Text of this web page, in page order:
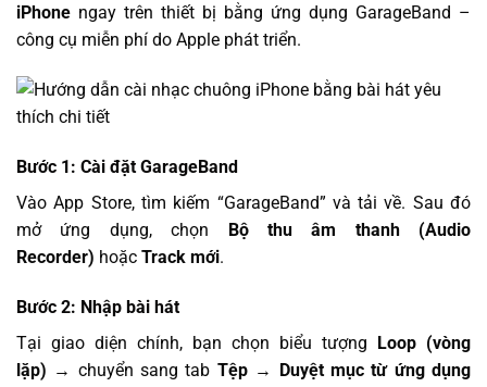
iPhone ngay trên thiết bị bằng ứng dụng GarageBand –
công cụ miễn phí do Apple phát triển.
Bước 1: Cài đặt GarageBand
Vào App Store, tìm kiếm “GarageBand” và tải về. Sau đó
mở ứng dụng, chọn Bộ thu âm thanh (Audio
Recorder) hoặc Track mới.
Bước 2: Nhập bài hát
Tại giao diện chính, bạn chọn biểu tượng Loop (vòng
lặp) → chuyển sang tab Tệp→ Duyệt mục từ ứng dụng